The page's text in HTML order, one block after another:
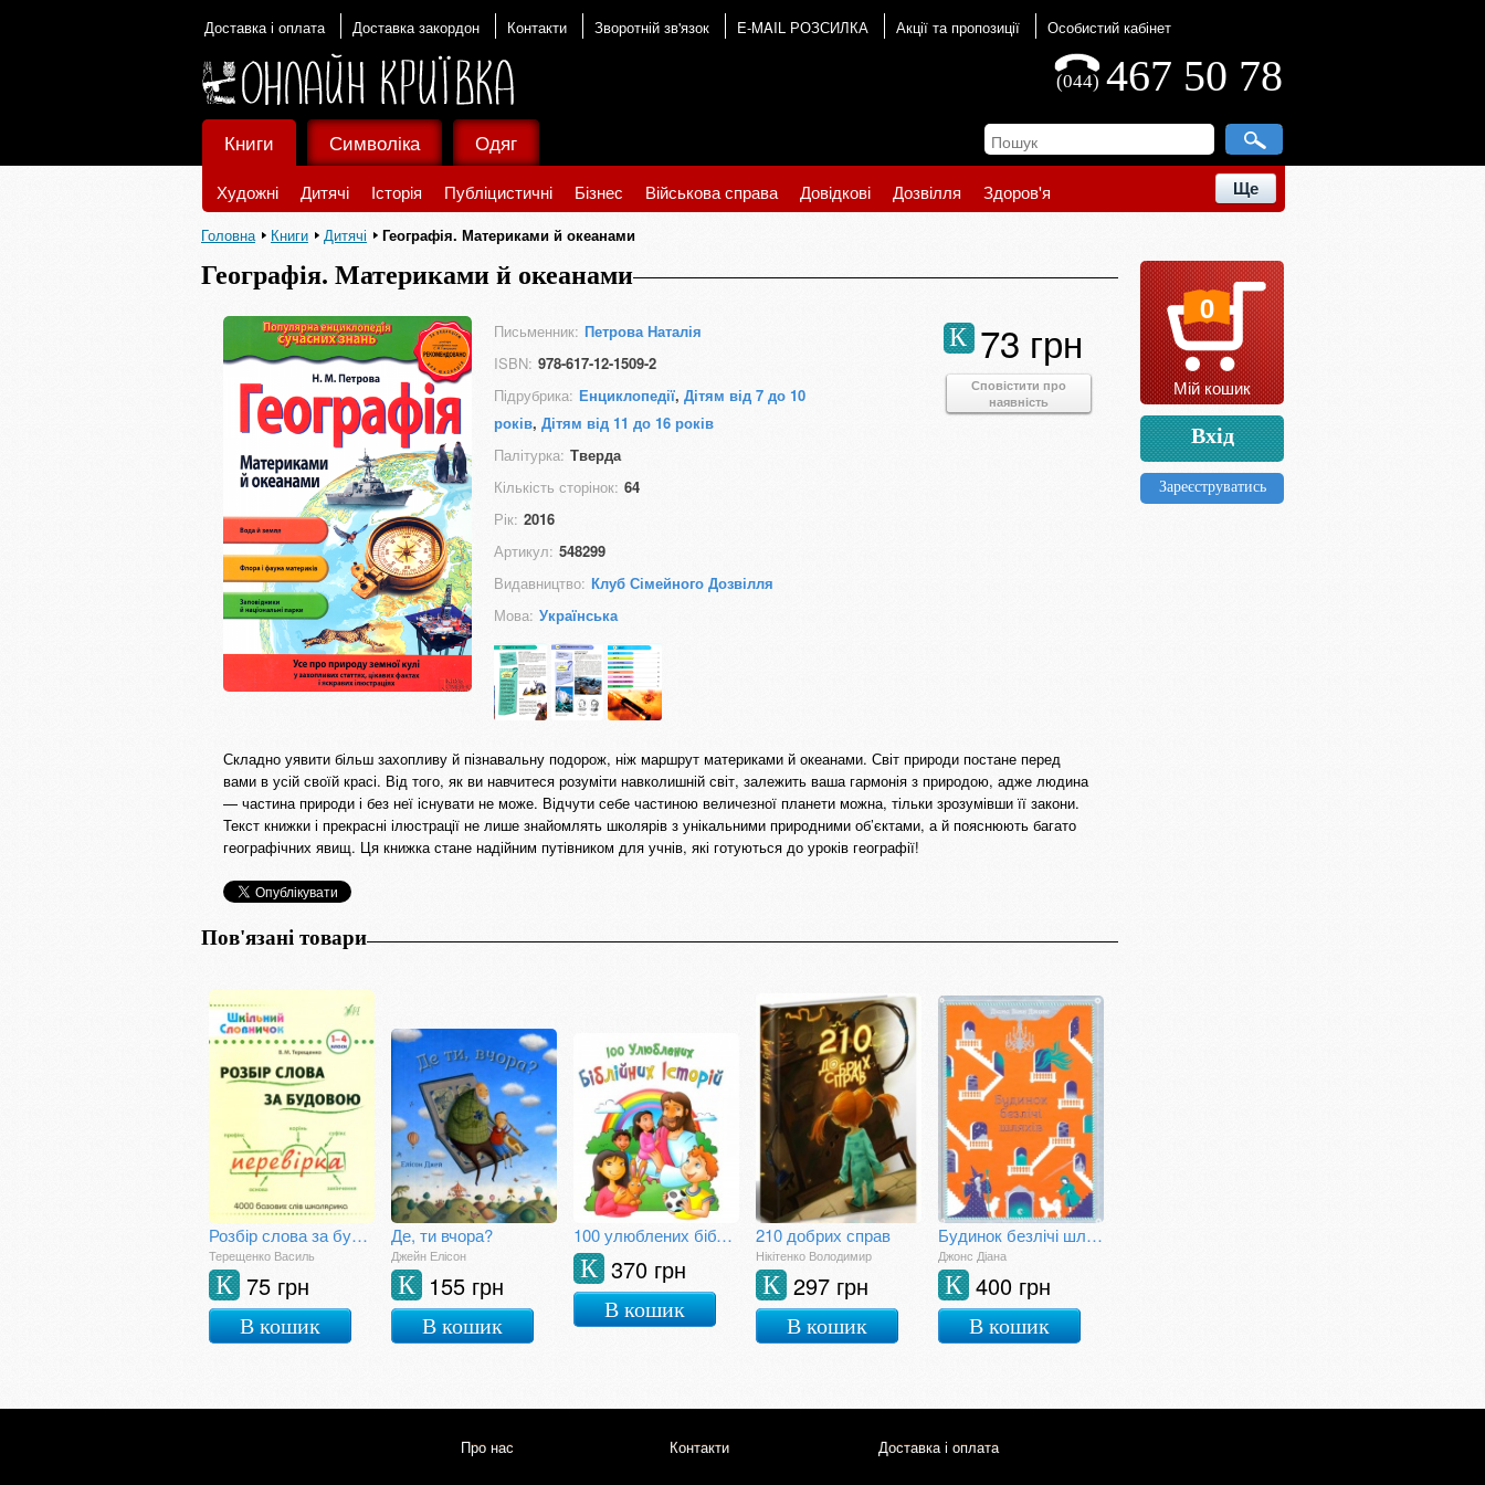
Доставка і оплата Доставка закордон Контакти Зворотній зв'язок E-MAIL РОЗСИЛКА Акції та пропозиції Особистий кабінет
467 50 78
(044)
Книги
Художні Дитячі Історія Публіцистичні Бізнес Військова справа Довідкові Дозвілля Здоров'я Ще
Символіка Одяг
Головна Книги Дитячі Географія. Материками й океанами
Географія. Материками й океанами
Письменник: Петрова Наталія
ISBN: 978-617-12-1509-2
Підрубрика: Енциклопедії, Дітям від 7 до 10
років, Дітям від 11 до 16 років
Палітурка: Тверда
Кількість сторінок: 64
Рік: 2016
Артикул: 548299
Видавництво: Клуб Сімейного Дозвілля
Мова: Українська
73 грн
К
Сповістити про
наявність
Складно уявити більш захопливу й пізнавальну подорож, ніж маршрут материками й океанами. Світ природи постане перед
вами в усій своїй красі. Від того, як ви навчитеся розуміти навколишній світ, залежить ваша гармонія з природою, адже людина
— частина природи і без неї існувати не може. Відчути себе частиною величезної планети можна, тільки зрозумівши її закони.
Текст книжки і прекрасні ілюстрації не лише знайомлять школярів з унікальними природними об’єктами, а й пояснюють багато
географічних явищ. Ця книжка стане надійним путівником для учнів, які готуються до уроків географії!
Пов'язані товари
Розбір слова за будовою
Терещенко Василь
75 грн
К
В кошик
Де, ти вчора?
Джейн Елісон
155 грн
К
В кошик
100 улюблених біблійних історій
370 грн
К
В кошик
210 добрих справ
Нікітенко Володимир
297 грн
К
В кошик
Будинок безлічі шляхів
Джонс Діана
400 грн
К
В кошик
0
Мій кошик
Вхід
Зареєструватись
Про нас Контакти Доставка і оплата